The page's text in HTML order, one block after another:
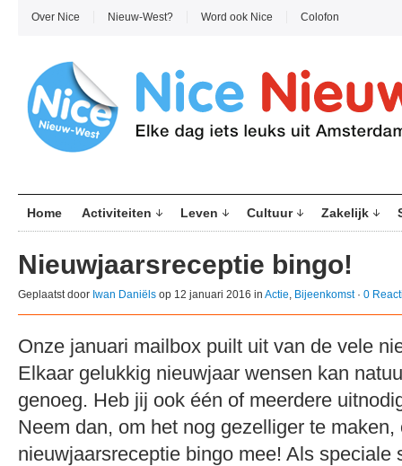
Over Nice Nieuw-West? Word ook Nice Colofon
Home Activiteiten Leven Cultuur Zakelijk
Nieuwjaarsreceptie bingo!
Geplaatst door Iwan Daniëls op 12 januari 2016 in Actie, Bijeenkomst· 0
Onze januari mailbox puilt uit van de vele
Elkaar gelukkig nieuwjaar wensen kan
genoeg. Heb jij ook één of meerdere
Neem dan, om het nog gezelliger te maken,
nieuwjaarsreceptie bingo mee! Als speciale